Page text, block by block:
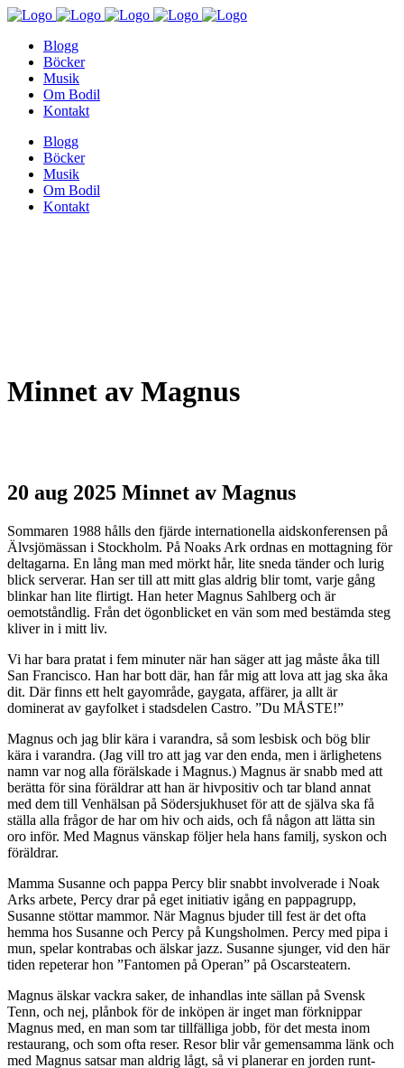
Blogg
Böcker
Musik
Om Bodil
Kontakt
Blogg
Böcker
Musik
Om Bodil
Kontakt
Minnet av Magnus
20 aug 2025 Minnet av Magnus
Sommaren 1988 hålls den fjärde internationella aidskonferensen på
Älvsjömässan i Stockholm. På Noaks Ark ordnas en mottagning för
deltagarna. En lång man med mörkt hår, lite sneda tänder och lurig
blick serverar. Han ser till att mitt glas aldrig blir tomt, varje gång
blinkar han lite flirtigt. Han heter Magnus Sahlberg och är
oemotståndlig. Från det ögonblicket en vän som med bestämda steg
kliver in i mitt liv.
Vi har bara pratat i fem minuter när han säger att jag måste åka till
San Francisco. Han har bott där, han får mig att lova att jag ska åka
dit. Där finns ett helt gayområde, gaygata, affärer, ja allt är
dominerat av gayfolket i stadsdelen Castro. ”Du MÅSTE!”
Magnus och jag blir kära i varandra, så som lesbisk och bög blir
kära i varandra. (Jag vill tro att jag var den enda, men i ärlighetens
namn var nog alla förälskade i Magnus.) Magnus är snabb med att
berätta för sina föräldrar att han är hivpositiv och tar bland annat
med dem till Venhälsan på Södersjukhuset för att de själva ska få
ställa alla frågor de har om hiv och aids, och få någon att lätta sin
oro inför. Med Magnus vänskap följer hela hans familj, syskon och
föräldrar.
Mamma Susanne och pappa Percy blir snabbt involverade i Noak
Arks arbete, Percy drar på eget initiativ igång en pappagrupp,
Susanne stöttar mammor. När Magnus bjuder till fest är det ofta
hemma hos Susanne och Percy på Kungsholmen. Percy med pipa i
mun, spelar kontrabas och älskar jazz. Susanne sjunger, vid den här
tiden repeterar hon ”Fantomen på Operan” på Oscarsteatern.
Magnus älskar vackra saker, de inhandlas inte sällan på Svensk
Tenn, och nej, plånbok för de inköpen är inget man förknippar
Magnus med, en man som tar tillfälliga jobb, för det mesta inom
restaurang, och som ofta reser. Resor blir vår gemensamma länk och
med Magnus satsar man aldrig lågt, så vi planerar en jorden runt-